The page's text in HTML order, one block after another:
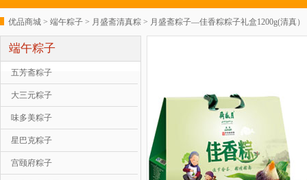
优品商城 > 端午粽子 > 月盛斋清真粽 > 月盛斋粽子—佳香粽粽子礼盒1200g(清真）
端午粽子
五芳斋粽子
大三元粽子
味多美粽子
星巴克粽子
宫颐府粽子